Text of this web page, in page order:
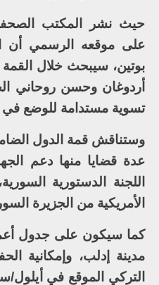
حيث نشر المكتب الصحفي
على موقعه الرسمي أن
بوتين، سيبحث خلال
أردوغان وحسن روحاني
تسوية مستدامة للوضع في
وستناقش قمة الدول
عدة قضايا منها دعم
اللجنة الدستورية
الأمريكية من الجزيرة
كما سيكون على جدول
مدينة إدلب، وإمكانية
التركي الموقع في